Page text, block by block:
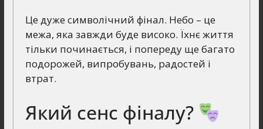
Це дуже символічний фінал. Небо – це
межа, яка завжди буде високо. Їхнє життя
тільки починається, і попереду ще багато
подорожей, випробувань, радостей і
втрат.
Який сенс фіналу?